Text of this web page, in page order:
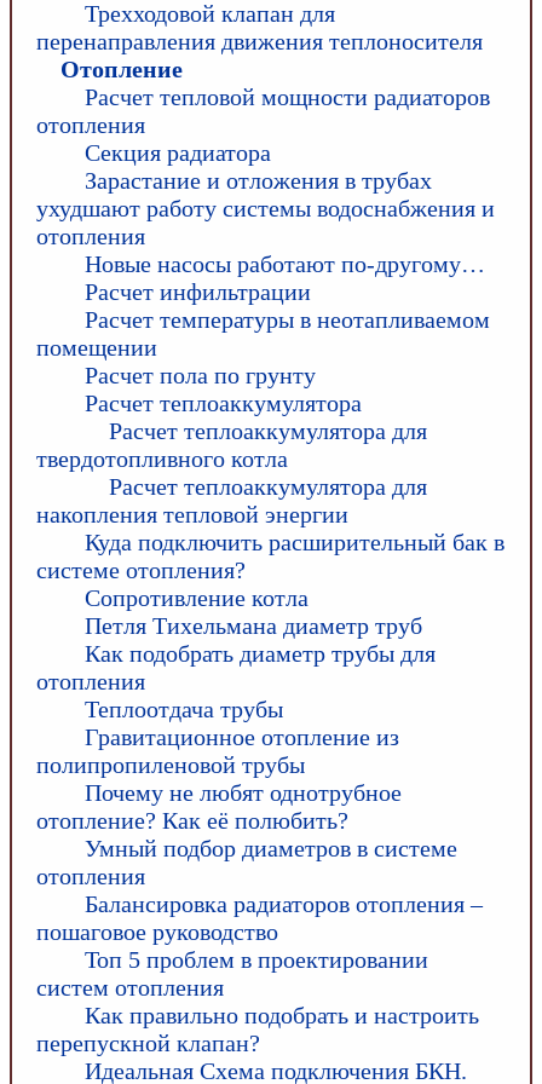
Трехходовой клапан для
перенаправления движения теплоносителя
Отопление
Расчет тепловой мощности радиаторов
отопления
Секция радиатора
Зарастание и отложения в трубах
ухудшают работу системы водоснабжения и
отопления
Новые насосы работают по-другому…
Расчет инфильтрации
Расчет температуры в неотапливаемом
помещении
Расчет пола по грунту
Расчет теплоаккумулятора
Расчет теплоаккумулятора для
твердотопливного котла
Расчет теплоаккумулятора для
накопления тепловой энергии
Куда подключить расширительный бак в
системе отопления?
Сопротивление котла
Петля Тихельмана диаметр труб
Как подобрать диаметр трубы для
отопления
Теплоотдача трубы
Гравитационное отопление из
полипропиленовой трубы
Почему не любят однотрубное
отопление? Как её полюбить?
Умный подбор диаметров в системе
отопления
Балансировка радиаторов отопления –
пошаговое руководство
Топ 5 проблем в проектировании
систем отопления
Как правильно подобрать и настроить
перепускной клапан?
Идеальная Схема подключения БКН.